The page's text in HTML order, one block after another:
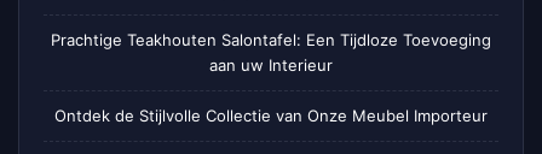
Prachtige Teakhouten Salontafel: Een Tijdloze Toevoeging
aan uw Interieur
Ontdek de Stijlvolle Collectie van Onze Meubel Importeur